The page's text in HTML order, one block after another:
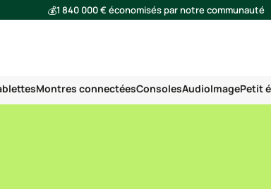
💰1 840 000 € économisés par notre communauté
Montres connectéesConsolesAudioImagePetit